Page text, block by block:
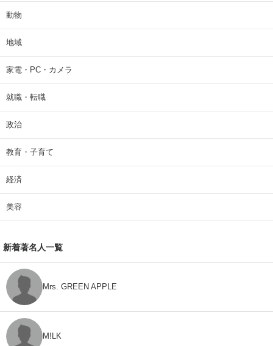
動物
地域
家電・PC・カメラ
就職・転職
政治
教育・子育て
経済
美容
新着著名人一覧
Mrs. GREEN APPLE
M!LK